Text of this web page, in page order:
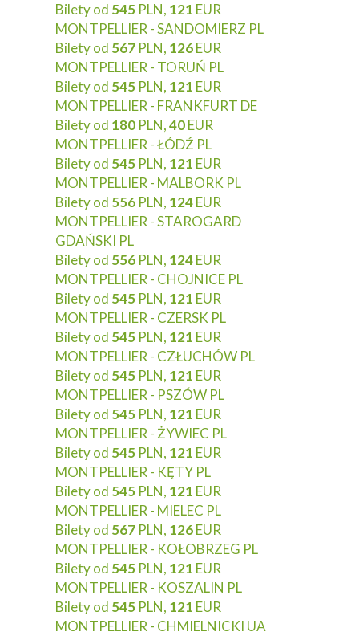
Bilety od 545 PLN, 121 EUR
MONTPELLIER - SANDOMIERZ PL
Bilety od 567 PLN, 126EUR
MONTPELLIER - TORUŃ PL
Bilety od 545 PLN, 121 EUR
MONTPELLIER - FRANKFURT DE
Bilety od 180 PLN,40EUR
MONTPELLIER - ŁÓDŹ PL
Bilety od 545 PLN, 121 EUR
MONTPELLIER - MALBORK PL
Bilety od 556 PLN, 124EUR
MONTPELLIER - STAROGARD
GDAŃSKI PL
Bilety od 556 PLN, 124EUR
MONTPELLIER - CHOJNICE PL
Bilety od 545 PLN, 121 EUR
MONTPELLIER - CZERSK PL
Bilety od 545 PLN, 121 EUR
MONTPELLIER - CZŁUCHÓW PL
Bilety od 545 PLN, 121 EUR
MONTPELLIER - PSZÓW PL
Bilety od 545 PLN, 121 EUR
MONTPELLIER - ŻYWIEC PL
Bilety od 545 PLN, 121 EUR
MONTPELLIER - KĘTY PL
Bilety od 545 PLN, 121 EUR
MONTPELLIER - MIELEC PL
Bilety od 567 PLN, 126EUR
MONTPELLIER - KOŁOBRZEG PL
Bilety od 545 PLN, 121 EUR
MONTPELLIER - KOSZALIN PL
Bilety od 545 PLN, 121 EUR
MONTPELLIER - CHMIELNICKI UA